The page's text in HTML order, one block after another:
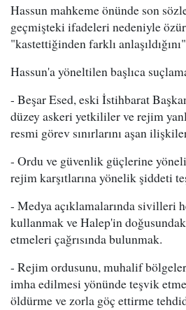
Hassun mahkeme önünde son
geçmişteki ifadeleri nedeniyle
"kastettiğinden farklı
Hassun'a yöneltilen başlıca
- Beşar Esed, eski İstihbarat
düzey askeri yetkililer ve rejim
resmi görev sınırlarını aşan
- Ordu ve güvenlik güçlerine
rejim karşıtlarına yönelik şiddeti
- Medya açıklamalarında sivilleri
kullanmak ve Halep'in
etmeleri çağrısında bulunmak.
- Rejim ordusunu, muhalif
imha edilmesi yönünde teşvik
öldürme ve zorla göç ettirme